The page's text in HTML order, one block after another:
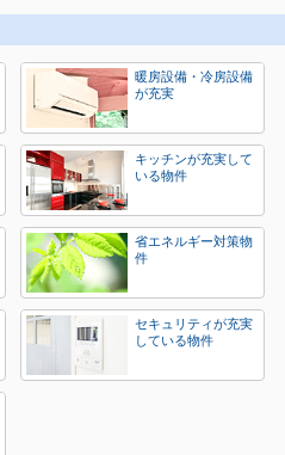
暖房設備・冷房設備
が充実
キッチンが充実して
いる物件
省エネルギー対策物
件
セキュリティが充実
している物件